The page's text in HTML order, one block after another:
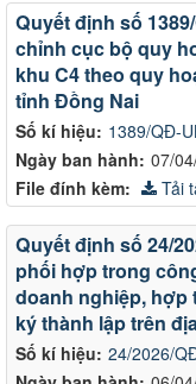
Số kí hiệu: 1389/QĐ-
Ngày ban hành: 07/
Quyết định số
chỉnh cục bộ quy
khu C4 theo quy
tỉnh Đồng Nai
File đính kèm: Tải
Số kí hiệu: 24/2026/
Quyết định số 24/
phối hợp trong
doanh nghiệp, hợp
ký thành lập trên